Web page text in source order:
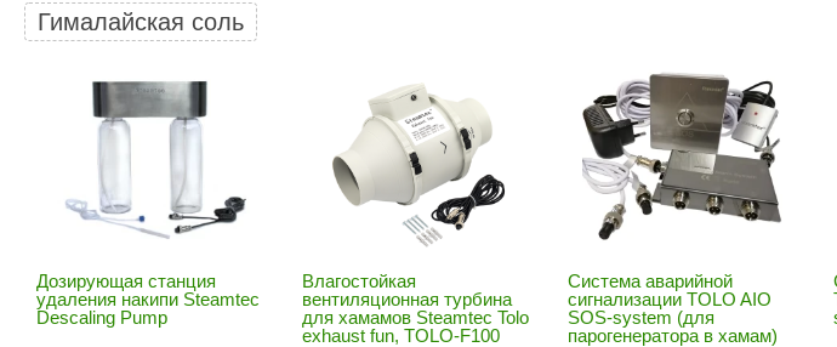
Акции и скидки
Этна
MAGNUM
Covali
Finn icon Размахайка
Гималайская соль
Дозирующая станция
удаления накипи Steamtec
Descaling Pump
Влагостойкая
вентиляционная турбина
для хамамов Steamtec Tolo
exhaust fun, TOLO-F100
Система аварийной
сигнализации TOLO AIO
SOS-system (для
парогенератора в хамам)